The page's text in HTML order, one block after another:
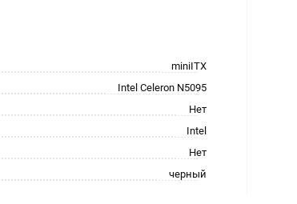
miniITX
Intel Celeron N5095
Нет
Intel
Нет
черный